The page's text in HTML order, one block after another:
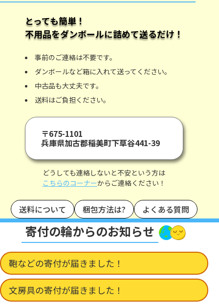
とっても簡単！
不用品をダンボールに詰めて送るだけ！
事前のご連絡は不要です。
ダンボールなど箱に入れて送ってください。
中古品も大丈夫です。
送料はご負担ください。
〒675-1101
兵庫県加古郡稲美町下草谷441-39
どうしても連絡しないと不安という方は
こちらのコーナーからご連絡ください！
送料について 梱包方法は? よくある質問
寄付の輪からのお知らせ
鞄などの寄付が届きました！
文房具の寄付が届きました！